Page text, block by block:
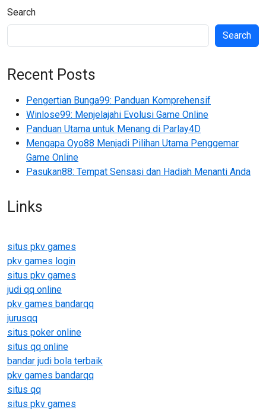
Search
Search
Recent Posts
Pengertian Bunga99: Panduan Komprehensif
Winlose99: Menjelajahi Evolusi Game Online
Panduan Utama untuk Menang di Parlay4D
Mengapa Oyo88 Menjadi Pilihan Utama Penggemar
Game Online
Pasukan88: Tempat Sensasi dan Hadiah Menanti Anda
Links
situs pkv games
pkv games login
situs pkv games
judi qq online
pkv games bandarqq
jurusqq
situs poker online
situs qq online
bandar judi bola terbaik
pkv games bandarqq
situs qq
situs pkv games